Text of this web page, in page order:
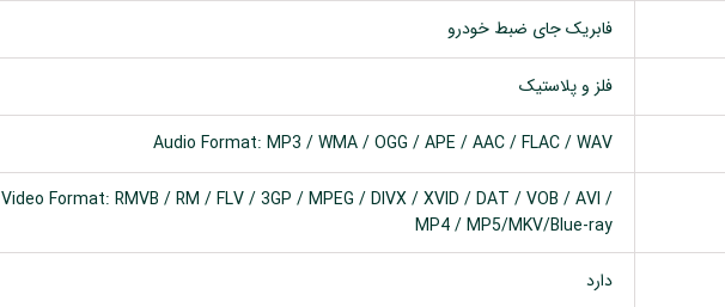
فابریک جای ضبط خودرو
فلز و پلاستیک
Audio Format: MP3 / WMA / OGG / APE / AAC / FLAC / WAV
Video Format: RMVB / RM / FLV / 3GP / MPEG / DIVX / XVID / DAT / VOB / AVI /
MP4 / MP5/MKV/Blue-ray
دارد